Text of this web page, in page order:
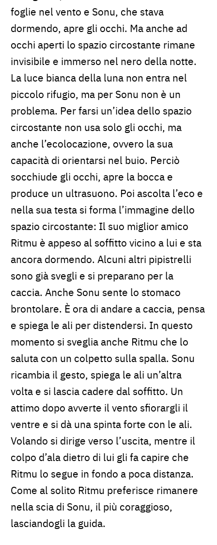
foglie nel vento e Sonu, che stava
dormendo, apre gli occhi. Ma anche ad
occhi aperti lo spazio circostante rimane
invisibile e immerso nel nero della notte.
La luce bianca della luna non entra nel
piccolo rifugio, ma per Sonu non è un
problema. Per farsi un’idea dello spazio
circostante non usa solo gli occhi, ma
anche l’ecolocazione, ovvero la sua
capacità di orientarsi nel buio. Perciò
socchiude gli occhi, apre la bocca e
produce un ultrasuono. Poi ascolta l’eco e
nella sua testa si forma l’immagine dello
spazio circostante: Il suo miglior amico
Ritmu è appeso al soffitto vicino a lui e sta
ancora dormendo. Alcuni altri pipistrelli
sono già svegli e si preparano per la
caccia. Anche Sonu sente lo stomaco
brontolare. È ora di andare a caccia, pensa
e spiega le ali per distendersi. In questo
momento si sveglia anche Ritmu che lo
saluta con un colpetto sulla spalla. Sonu
ricambia il gesto, spiega le ali un’altra
volta e si lascia cadere dal soffitto. Un
attimo dopo avverte il vento sfiorargli il
ventre e si dà una spinta forte con le ali.
Volando si dirige verso l’uscita, mentre il
colpo d’ala dietro di lui gli fa capire che
Ritmu lo segue in fondo a poca distanza.
Come al solito Ritmu preferisce rimanere
nella scia di Sonu, il più coraggioso,
lasciandogli la guida.